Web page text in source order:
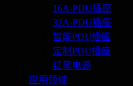
16A-PDU插座
32A-PDU插座
智能PDU插座
定制PDU插座
红黑电源
应用领域